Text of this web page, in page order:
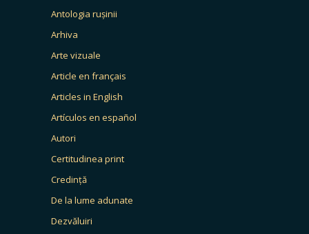
Antologia rușinii
Arhiva
Arte vizuale
Article en français
Articles in English
Artículos en español
Autori
Certitudinea print
Credință
De la lume adunate
Dezvăluiri